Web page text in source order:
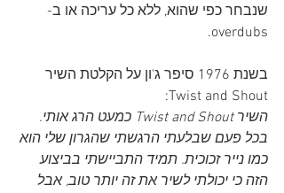
שנבחר כפי שהוא, ללא כל עריכה או ב-
overdubs.
בשנת 1976 סיפר ג'ון על הקלטת השיר
Twist and Shout:
השיר Twist and Shout כמעט הרג אותי.
בכל פעם שבלעתי הרגשתי שהגרון שלי הוא
כמו נייר זכוכית. תמיד התביישתי בביצוע
הזה כי יכולתי לשיר את זה יותר טוב, אבל